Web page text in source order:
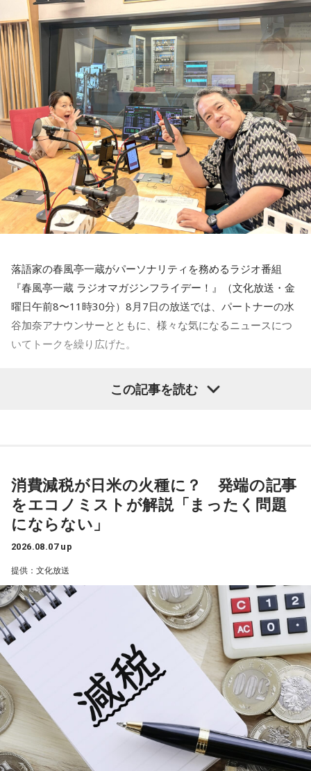
寺内：ビルの中に神社があるんじゃなくて、神社の境内にビ
ルが建っているんだ！？
三輪田：元々は広大な敷地なんです。
寺内：今も神社さんが所有している土地ってことですよね……
不動産が！
三輪田：都内の神社さんでは特にそういったことが多いと思
います。
小林：あとエレベーターはびっくりした。
小林：神社でエレベーター乗ったのは初めてじゃない？
寺内：初めてだよ！
小林：だらだら祭りはやっぱり賑やかですか？
もその頃の名残でお祭りの期間は生姜を境内で販売していま
す。コロナ禍以降、出店は出ていないですが、町会、氏子さ
んたちと連携して町会や神社のお神輿が出ています。
寺内：オフィス街のイメージだけど、住まわれている方もい
るんですね。
三輪田：マンションの方もいらっしゃいますが、一軒家で昔
からこの芝の地域に住まわれていた方が今でもたくさんいら
寺内：あの……ジンジャー神社ってことですね。
小林：お前さ、ボソって言うんじゃなくて、自信持って言え
よ！
財政が悪化し、円売りや国債売りを招く懸念もあるが……
金子「いかにも皇室典範をはじめとして、どんどん支持率が
下がり始めたので、またアベノミクスでバラマキをして甘い
汁をすすってもらって支持率を回復したいって発想しかな
い。なんでそんなことになるのか。もっと言うと、高市さん
を選んだ有権者の責任が問われる」
落語家の春風亭一蔵がパーソナリティを務めるラジオ番組
『春風亭一蔵 ラジオマガジンフライデー！』（文化放送・金
曜日午前8〜11時30分）8月7日の放送では、パートナーの水
谷加奈アナウンサーとともに、様々な気になるニュースにつ
いてトークを繰り広げた。
一蔵「名古屋市内の南区のある町内会が、高齢化と皆さんお
忙しいということで会長がなかなか決まんなかったと。で、
この17歳の娘さんのお父様の方に町内会長の打診があった
ないということで、困ったなあっていう会議中に17歳の娘さ
んが「私がやろうか」と」
水谷
一蔵
「これは素晴らしいでしょう。我が地元の練馬区田柄は
結構大きな町内会があって、まあ町内会長は不足してないで
すけど、やっぱ町内会に入ること自体が都内の方は少ない。
で、どんどん小さくなっていく。小さくなっていくと、どう
なるかっていうと、当たり前にやっていた盆踊りや、お祭り
がなくなっていくわけです。それを町内会の方々が寄付とか
この記事を読む
消費減税が日米の火種に？ 発端の記事
をエコノミストが解説「まったく問題
にならない」
2026.08.07 up
提供：文化放送